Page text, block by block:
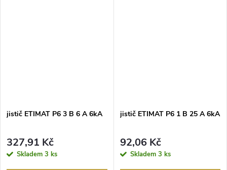
jistič ETIMAT P6 3 B 6 A 6kA
327,91 Kč
Skladem 3 ks
jistič ETIMAT P6 1 B 25 A 6kA
92,06 Kč
Skladem 3 ks